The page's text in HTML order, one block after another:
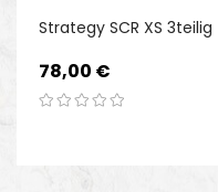
Strategy SCR XS 3teilig
Preis
78,00 €